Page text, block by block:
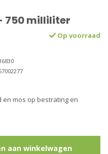
750 milliliter
Op voorraad
mos op bestrating en
aan winkelwagen